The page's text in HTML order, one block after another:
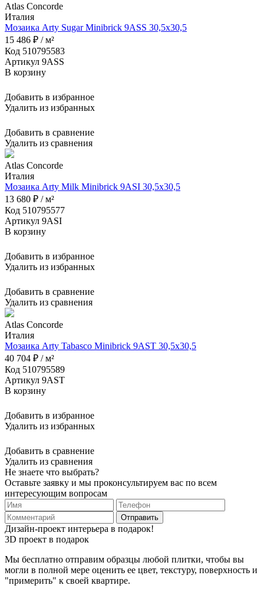
Atlas Concorde
Италия
Мозаика Arty Sugar Minibrick 9ASS 30,5x30,5
15 486 ₽ / м²
Код 510795583
Артикул 9ASS
В корзину
Добавить в избранное
Удалить из избранных
Добавить в сравнение
Удалить из сравнения
Atlas Concorde
Италия
Мозаика Arty Milk Minibrick 9ASI 30,5x30,5
13 680 ₽ / м²
Код 510795577
Артикул 9ASI
В корзину
Добавить в избранное
Удалить из избранных
Добавить в сравнение
Удалить из сравнения
Atlas Concorde
Италия
Мозаика Arty Tabasco Minibrick 9AST 30,5x30,5
40 704 ₽ / м²
Код 510795589
Артикул 9AST
В корзину
Добавить в избранное
Удалить из избранных
Добавить в сравнение
Удалить из сравнения
Не знаете что выбрать?
Оставьте заявку и мы проконсультируем вас по всем
интересующим вопросам
Отправить
Дизайн-проект интерьера в подарок!
3D проект в подарок
Мы бесплатно отправим образцы любой плитки, чтобы вы
могли в полной мере оценить ее цвет, текстуру, поверхность и
"примерить" к своей квартире.